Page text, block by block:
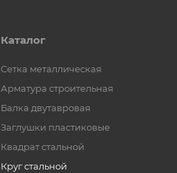
Каталог
Cетка металлическая
Арматура строительная
Балка двутавровая
Заглушки пластиковые
Квадрат стальной
Круг стальной